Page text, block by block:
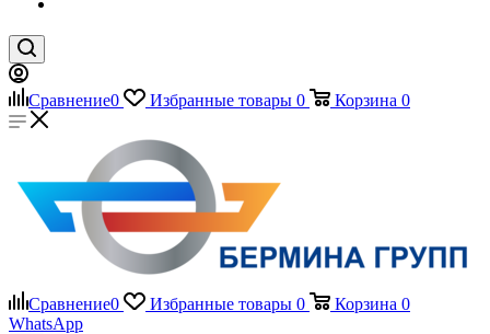
Сравнение0 Избранные товары 0 Корзина 0
Сравнение0 Избранные товары 0 Корзина 0
WhatsApp